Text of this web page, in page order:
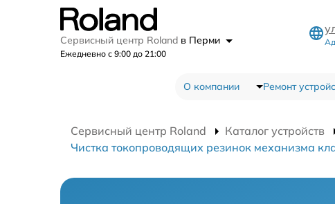
Сервисный центр Roland в Перми
Ежедневно с 9:00 до 21:00
О компании Ремонт
Сервисный центр Roland Каталог устройств
Чистка токопроводящих резинок механизма